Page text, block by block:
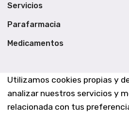
Utilizamos cookies propias y
analizar nuestros servicios y
relacionada con tus
Servicios
Parafarmacia
Medicamentos